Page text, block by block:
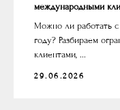
международными
Можно ли работать с
году? Разбираем
клиентами, ...
29.06.2026